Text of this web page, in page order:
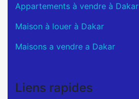
Appartements à vendre à Dakar
Maison à louer à Dakar
Maisons a vendre a Dakar
Liens rapides